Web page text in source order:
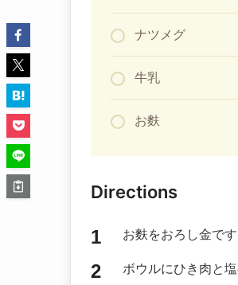
ナツメグ
牛乳
お麩
Directions
お麩をおろし金です
ボウルにひき肉と